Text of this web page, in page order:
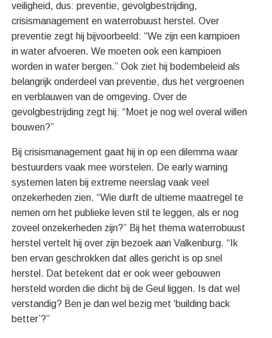
veiligheid, dus: preventie, gevolgbestrijding,
crisismanagement en waterrobuust herstel. Over
preventie zegt hij bijvoorbeeld: “We zijn een kampioen
in water afvoeren. We moeten ook een kampioen
worden in water bergen.” Ook ziet hij bodembeleid als
belangrijk onderdeel van preventie, dus het vergroenen
en verblauwen van de omgeving. Over de
gevolgbestrijding zegt hij: “Moet je nog wel overal willen
bouwen?”
Bij crisismanagement gaat hij in op een dilemma waar
bestuurders vaak mee worstelen. De early warning
systemen laten bij extreme neerslag vaak veel
onzekerheden zien. “Wie durft de ultieme maatregel te
nemen om het publieke leven stil te leggen, als er nog
zoveel onzekerheden zijn?” Bij het thema waterrobuust
herstel vertelt hij over zijn bezoek aan Valkenburg. “Ik
ben ervan geschrokken dat alles gericht is op snel
herstel. Dat betekent dat er ook weer gebouwen
hersteld worden die dicht bij de Geul liggen. Is dat wel
verstandig? Ben je dan wel bezig met ‘building back
better’?”